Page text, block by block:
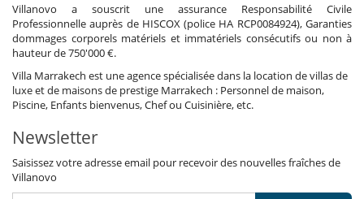
Villanovo a souscrit une assurance Responsabilité Civile
Professionnelle auprès de HISCOX (police HA RCP0084924), Garanties
dommages corporels matériels et immatériels consécutifs ou non à
hauteur de 750'000 €.
Villa Marrakech est une agence spécialisée dans la location de villas de
luxe et de maisons de prestige Marrakech : Personnel de maison,
Piscine, Enfants bienvenus, Chef ou Cuisinière, etc.
Newsletter
Saisissez votre adresse email pour recevoir des nouvelles fraîches de
Villanovo